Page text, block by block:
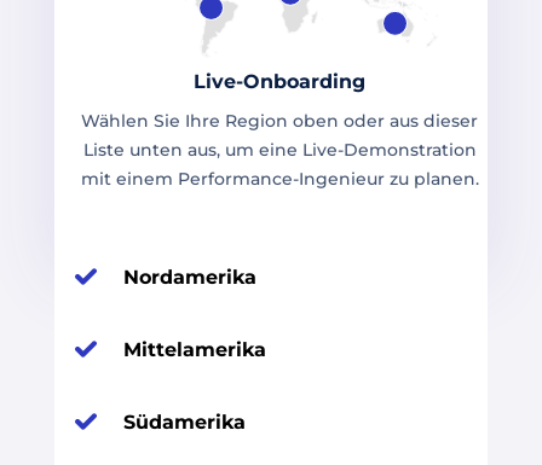
Live-Onboarding
Wählen Sie Ihre Region oben oder aus dieser
Liste unten aus, um eine Live-Demonstration
mit einem Performance-Ingenieur zu planen.
Nordamerika
Mittelamerika
Südamerika